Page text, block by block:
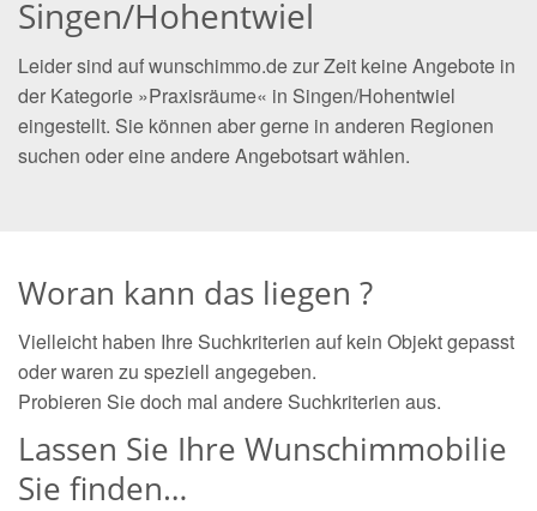
Singen/Hohentwiel
Leider sind auf wunschimmo.de zur Zeit keine Angebote in
der Kategorie »Praxisräume« in Singen/Hohentwiel
eingestellt. Sie können aber gerne in anderen Regionen
suchen oder eine andere Angebotsart wählen.
Woran kann das liegen ?
Vielleicht haben Ihre Suchkriterien auf kein Objekt gepasst
oder waren zu speziell angegeben.
Probieren Sie doch mal andere Suchkriterien aus.
Lassen Sie Ihre Wunschimmobilie
Sie finden…